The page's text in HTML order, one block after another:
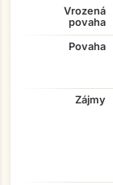
Vrozená
povaha
Povaha
Zájmy